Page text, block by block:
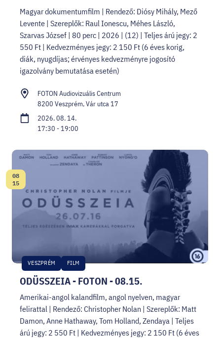
Magyar dokumentumfilm | Rendező: Diósy Mihály, Mező
Levente | Szereplők: Raul Ionescu, Méhes László,
Szarvas József | 80 perc | 2026 | (12) | Teljes árú jegy: 2
550 Ft | Kedvezményes jegy: 2 150 Ft (6 éves korig,
diák, nyugdíjas; érvényes kedvezményre jogosító
igazolvány bemutatása esetén)
FOTON Audiovizuális Centrum
8200 Veszprém, Vár utca 17
2026. 08. 14.
17:30 - 19:00
ODÜSSZEIA - FOTON - 08.15.
VESZPRÉM FILM
Dátum:
08
15
Amerikai-angol kalandfilm, angol nyelven, magyar
felirattal | Rendező: Christopher Nolan | Szereplők: Matt
Damon, Anne Hathaway, Tom Holland, Zendaya | Teljes
árú jegy: 2 550 Ft | Kedvezményes jegy: 2 150 Ft (6 éves